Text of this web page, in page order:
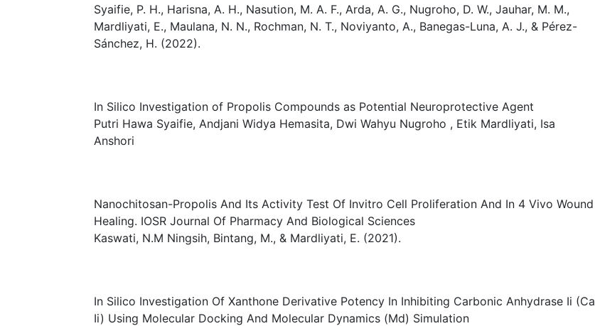
Syaifie, P. H., Harisna, A. H., Nasution, M. A. F., Arda, A. G., Nugroho, D. W., Jauhar, M. M.,
Mardliyati, E., Maulana, N. N., Rochman, N. T., Noviyanto, A., Banegas-Luna, A. J., & Pérez-
Sánchez, H. (2022).
In Silico Investigation of Propolis Compounds as Potential Neuroprotective Agent
Putri Hawa Syaifie, Andjani Widya Hemasita, Dwi Wahyu Nugroho , Etik Mardliyati, Isa
Anshori
Nanochitosan-Propolis And Its Activity Test Of Invitro Cell Proliferation And In 4 Vivo Wound
Healing. IOSR Journal Of Pharmacy And Biological Sciences
Kaswati, N.M Ningsih, Bintang, M., & Mardliyati, E. (2021).
In Silico Investigation Of Xanthone Derivative Potency In Inhibiting Carbonic Anhydrase Ii (Ca
Ii) Using Molecular Docking And Molecular Dynamics (Md) Simulation